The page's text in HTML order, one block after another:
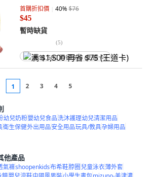
首購折扣價 40%$76
$45
暫時缺貨
(5)
满 $1,500 再省 $75 (王道卡)
1 2 3 4 5
幼兒奶粉嬰幼兒食品洗沐護理幼兒清潔用品
衛生保健外出用品安全用品玩具/教具孕婦用品
他產品
氣褲shoopenkids布希鞋脖圈 兒童泳衣薄外套